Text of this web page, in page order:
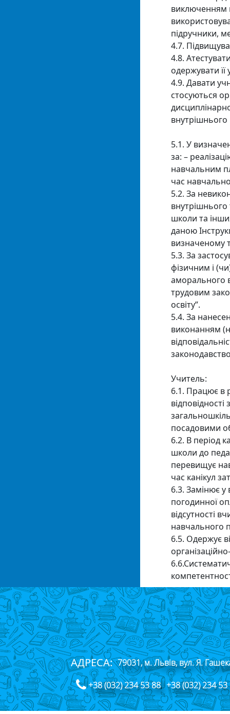
виключенням
підручники,
4.7.
4.8.
одержувати
4.9. Давати
стосуються
5.1. У
за: –
навчальним
час
5.2. За
школи та
даною
визначеному
5.3. За
фізичним і
аморального
трудовим
освіту”.
5.4. За
виконанням
Учитель:
6.1. Працює в
посадовими
6.2. В період
школи до
перевищує
час канікул
6.3. Замінює у
погодинної
відсутності
навчального
6.5. Одержує
АДРЕСА: 79031, м. Львів, вул. Я.
+38 (032) 234 53 88,+38 (032) 234 53